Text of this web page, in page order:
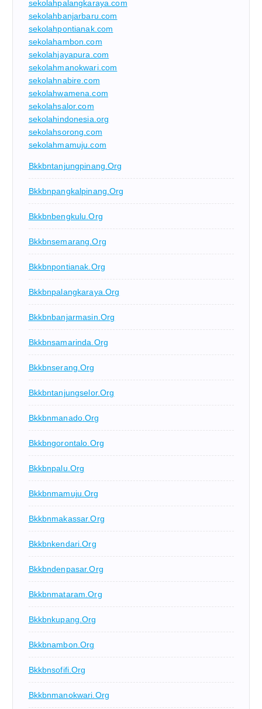
sekolahpalangkaraya.com
sekolahbanjarbaru.com
sekolahpontianak.com
sekolahambon.com
sekolahjayapura.com
sekolahmanokwari.com
sekolahnabire.com
sekolahwamena.com
sekolahsalor.com
sekolahindonesia.org
sekolahsorong.com
sekolahmamuju.com
Bkkbntanjungpinang.org
Bkkbnpangkalpinang.org
Bkkbnbengkulu.org
Bkkbnsemarang.org
Bkkbnpontianak.org
Bkkbnpalangkaraya.org
Bkkbnbanjarmasin.org
Bkkbnsamarinda.org
Bkkbnserang.org
Bkkbntanjungselor.org
Bkkbnmanado.org
Bkkbngorontalo.org
Bkkbnpalu.org
Bkkbnmamuju.org
Bkkbnmakassar.org
Bkkbnkendari.org
Bkkbndenpasar.org
Bkkbnmataram.org
Bkkbnkupang.org
Bkkbnambon.org
Bkkbnsofifi.org
Bkkbnmanokwari.org